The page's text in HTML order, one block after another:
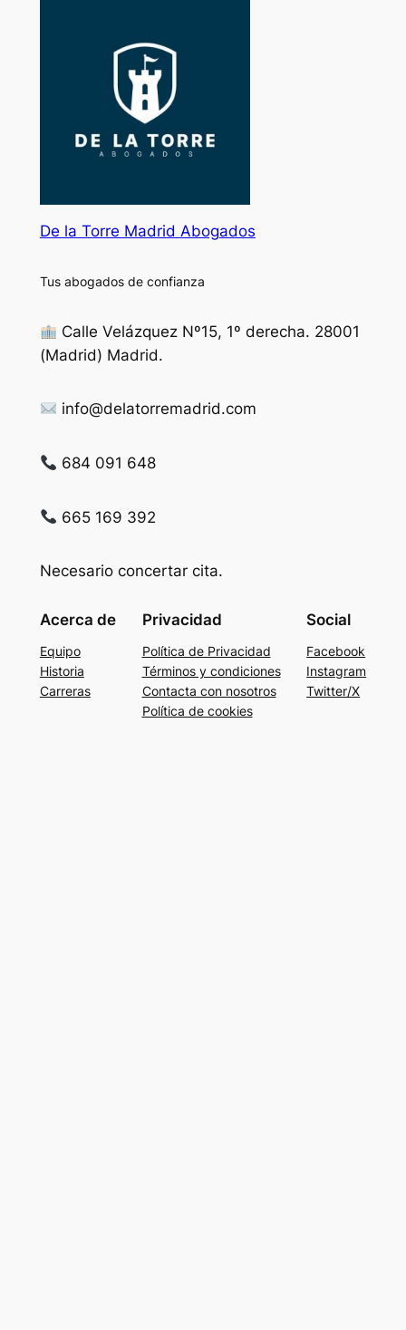
De la Torre Madrid Abogados
Tus abogados de confianza
Calle Velázquez Nº15, 1º derecha. 28001
(Madrid) Madrid.
info@delatorremadrid.com
684 091 648
665 169 392
Necesario concertar cita.
Acerca de
Equipo
Historia
Carreras
Privacidad
Política de Privacidad
Términos y condiciones
Contacta con nosotros
Política de cookies
Social
Facebook
Instagram
Twitter/X